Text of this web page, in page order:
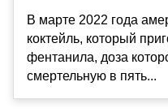
В марте 2022 года
коктейль, который
фентанила, доза
смертельную в пять...